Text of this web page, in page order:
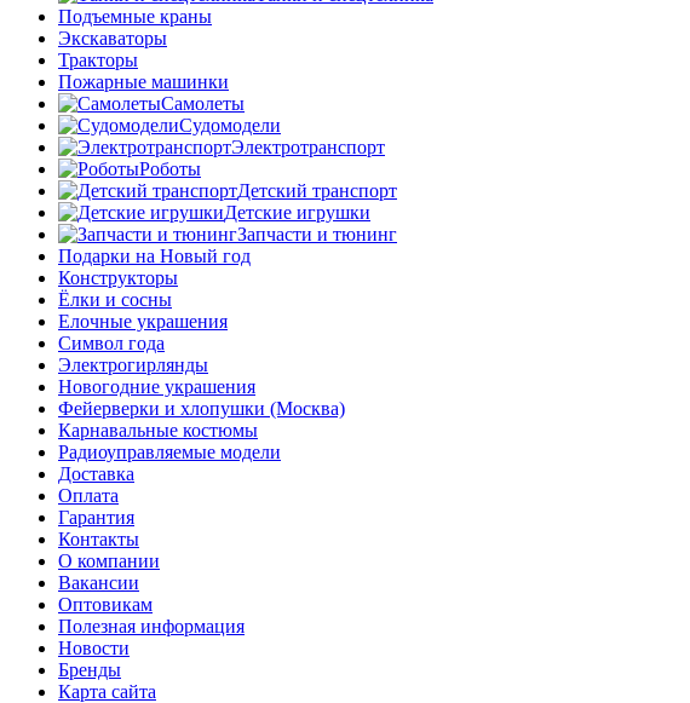
Подъемные краны
Экскаваторы
Тракторы
Пожарные машинки
Самолеты
Судомодели
Электротранспорт
Роботы
Детский транспорт
Детские игрушки
Запчасти и тюнинг
Подарки на Новый год
Конструкторы
Ёлки и сосны
Елочные украшения
Символ года
Электрогирлянды
Новогодние украшения
Фейерверки и хлопушки (Москва)
Карнавальные костюмы
Радиоуправляемые модели
Доставка
Оплата
Гарантия
Контакты
О компании
Вакансии
Оптовикам
Полезная информация
Новости
Бренды
Карта сайта